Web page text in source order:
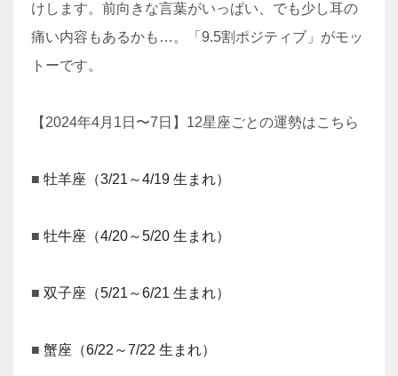
けします。前向きな言葉がいっぱい、でも少し耳の
痛い内容もあるかも…。「9.5割ポジティブ」がモッ
トーです。
【2024年4月1日〜7日】12星座ごとの運勢はこちら
■ 牡羊座（3/21～4/19 生まれ）
■ 牡牛座（4/20～5/20 生まれ）
■ 双子座（5/21～6/21 生まれ）
■ 蟹座（6/22～7/22 生まれ）